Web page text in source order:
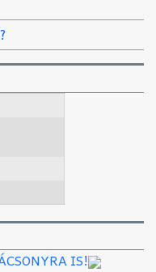
IS!